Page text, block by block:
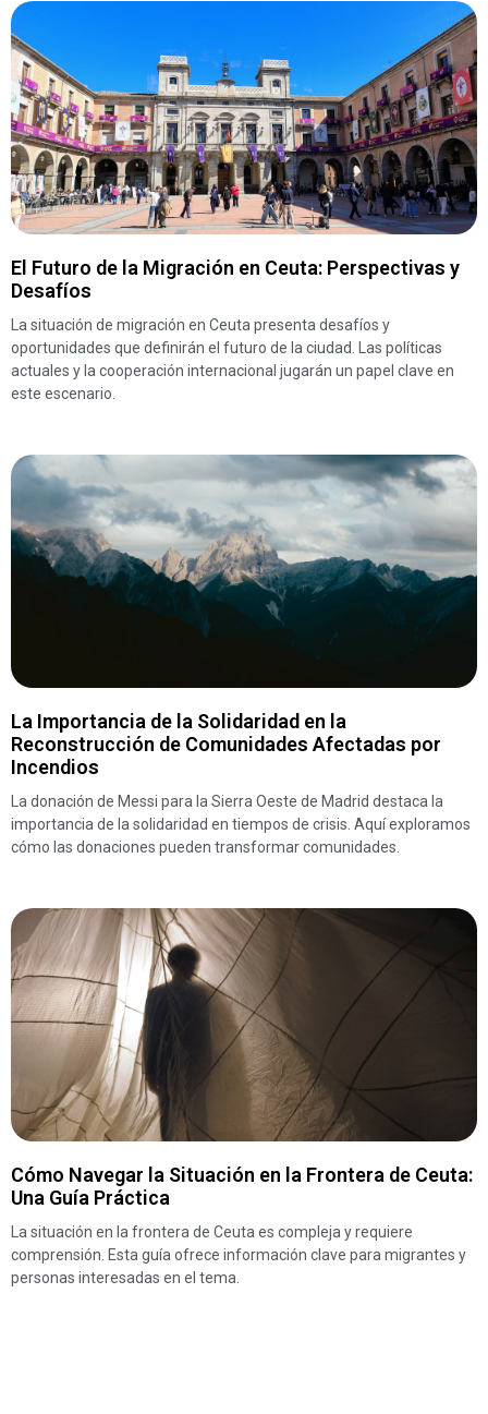
El Futuro de la Migración en Ceuta: Perspectivas y
Desafíos
La situación de migración en Ceuta presenta desafíos y
oportunidades que definirán el futuro de la ciudad. Las políticas
actuales y la cooperación internacional jugarán un papel clave en
este escenario.
La Importancia de la Solidaridad en la
Reconstrucción de Comunidades Afectadas por
Incendios
La donación de Messi para la Sierra Oeste de Madrid destaca la
importancia de la solidaridad en tiempos de crisis. Aquí exploramos
cómo las donaciones pueden transformar comunidades.
Cómo Navegar la Situación en la Frontera de Ceuta:
Una Guía Práctica
La situación en la frontera de Ceuta es compleja y requiere
comprensión. Esta guía ofrece información clave para migrantes y
personas interesadas en el tema.